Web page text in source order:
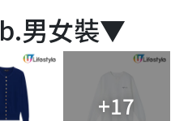
男女裝▼
+17